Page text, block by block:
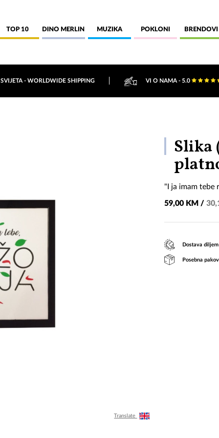
TOP 10 DINO MERLIN MUZIKA POKLONI BRENDOVI
- WORLDWIDE SHIPPING VI O NAMA - 5.0
Translate
Slika
"I ja imam tebe
59,00 KM /
Dostava
Posebna